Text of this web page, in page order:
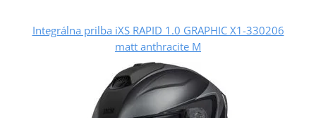
Integrálna prilba iXS RAPID 1.0 GRAPHIC X1-330206
matt anthracite M